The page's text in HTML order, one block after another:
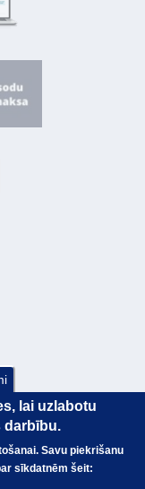
KURSS
lai uzlabotu
darbību.
Savu piekrišanu
sīkdatnēm šeit: